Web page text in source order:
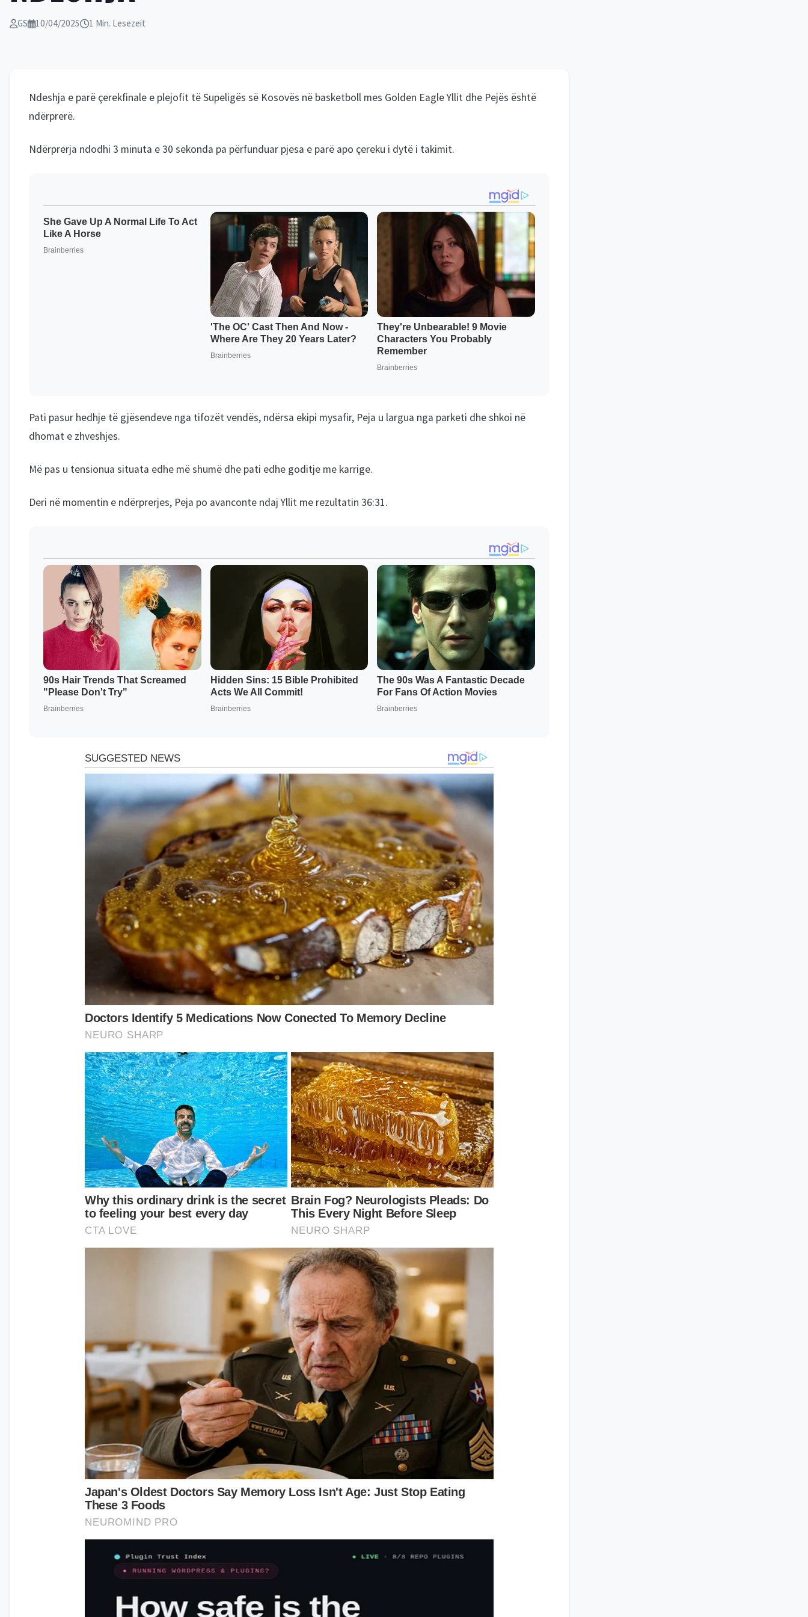
GS 10/04/2025 1 Min. Lesezeit
Ndeshja e parë çerekfinale e plejofit të Supeligës së Kosovës në basketboll mes Golden Eagle Yllit dhe Pejës është
ndërprerë.
Ndërprerja ndodhi 3 minuta e 30 sekonda pa përfunduar pjesa e parë apo çereku i dytë i takimit.
Pati pasur hedhje të gjësendeve nga tifozët vendës, ndërsa ekipi mysafir, Peja u largua nga parketi dhe shkoi në
dhomat e zhveshjes.
Më pas u tensionua situata edhe më shumë dhe pati edhe goditje me karrige.
Deri në momentin e ndërprerjes, Peja po avanconte ndaj Yllit me rezultatin 36:31.